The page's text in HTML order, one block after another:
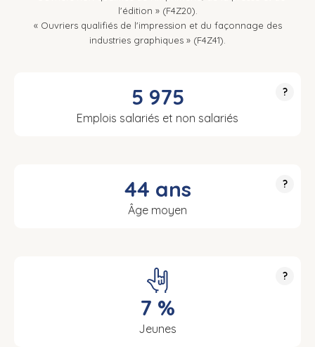
l'édition » (F4Z20).
« Ouvriers qualifiés de l'impression et du façonnage des
industries graphiques » (F4Z41).
?
5 975
Emplois salariés et non salariés
?
44 ans
Âge moyen
?
7 %
Jeunes